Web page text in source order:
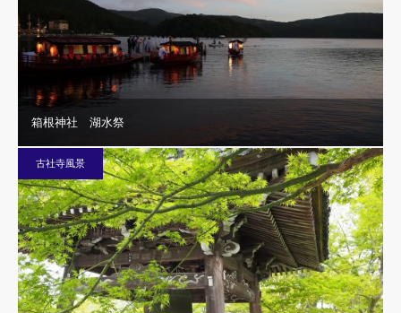
箱根神社 湖水祭
古社寺風景